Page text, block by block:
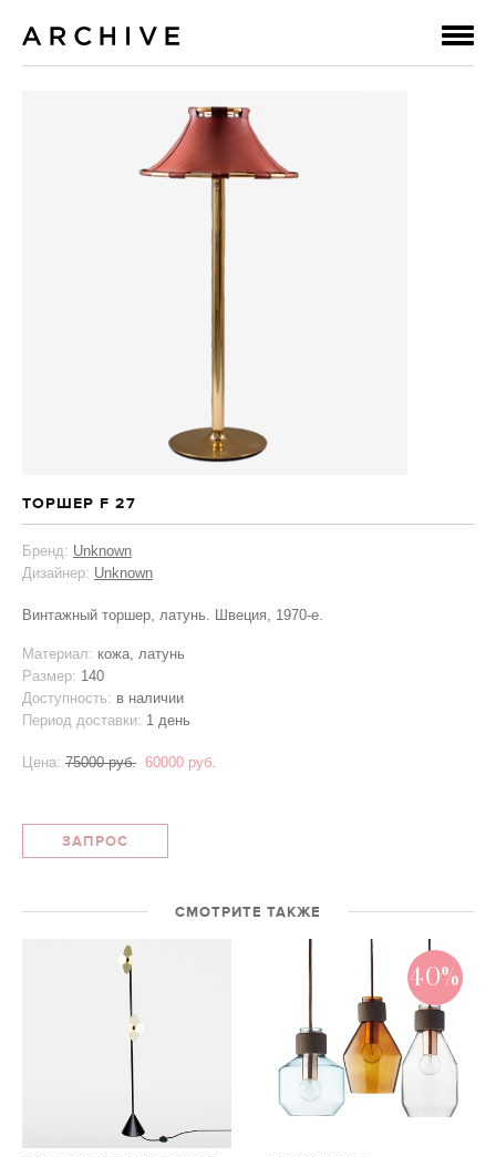
ТОРШЕР F 27
Бренд: Unknown
Дизайнер: Unknown
Винтажный торшер, латунь. Швеция, 1970-е.
Материал: кожа, латунь
Размер: 140
Доступность: в наличии
Период доставки: 1 день
Цена: 75000 руб. 60000 руб.
ЗАПРОС
СМОТРИТЕ ТАКЖЕ
40%